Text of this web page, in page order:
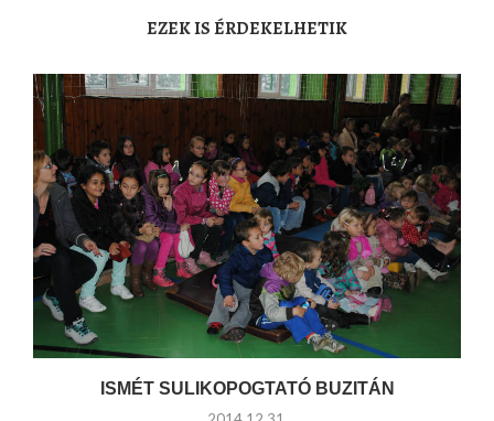
EZEK IS ÉRDEKELHETIK
ISMÉT SULIKOPOGTATÓ BUZITÁN